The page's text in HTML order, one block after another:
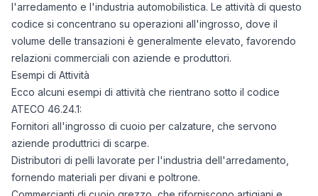
l'arredamento e l'industria automobilistica. Le attività di questo
codice si concentrano su operazioni all'ingrosso, dove il
volume delle transazioni è generalmente elevato, favorendo
relazioni commerciali con aziende e produttori.
Esempi di Attività
Ecco alcuni esempi di attività che rientrano sotto il codice
ATECO 46.24.1:
Fornitori all'ingrosso di cuoio per calzature, che servono
aziende produttrici di scarpe.
Distributori di pelli lavorate per l'industria dell'arredamento,
fornendo materiali per divani e poltrone.